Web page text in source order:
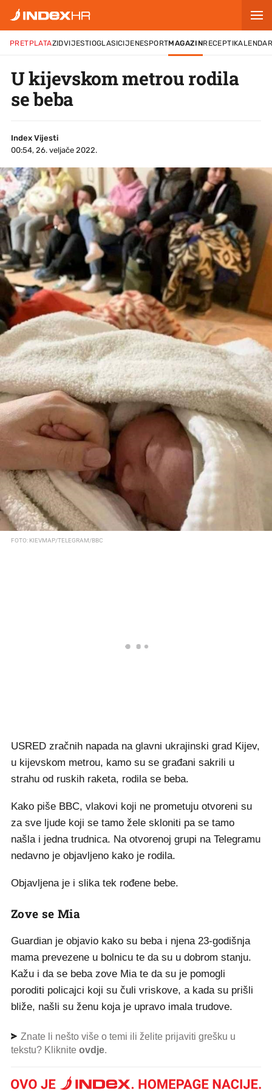
PRETPLATAZIDVIJESTIOGLASICIJENESPORTMAGAZINRECEPTI
U kijevskom metrou rodila
se beba
Index Vijesti
00:54, 26. veljače 2022.
FOTO: KIEVMAP/TELEGRAM/BBC
USRED zračnih napada na glavni ukrajinski grad Kijev,
u kijevskom metrou, kamo su se građani sakrili u
strahu od ruskih raketa, rodila se beba.
Kako piše BBC, vlakovi koji ne prometuju otvoreni su
za sve ljude koji se tamo žele skloniti pa se tamo
našla i jedna trudnica. Na otvorenoj grupi na Telegramu
nedavno je objavljeno kako je rodila.
Objavljena je i slika tek rođene bebe.
Zove se Mia
Guardian je objavio kako su beba i njena 23-godišnja
mama prevezene u bolnicu te da su u dobrom stanju.
Kažu i da se beba zove Mia te da su je pomogli
poroditi policajci koji su čuli vriskove, a kada su prišli
bliže, našli su ženu koja je upravo imala trudove.
Znate li nešto više o temi ili želite prijaviti grešku u
tekstu? Kliknite ovdje.